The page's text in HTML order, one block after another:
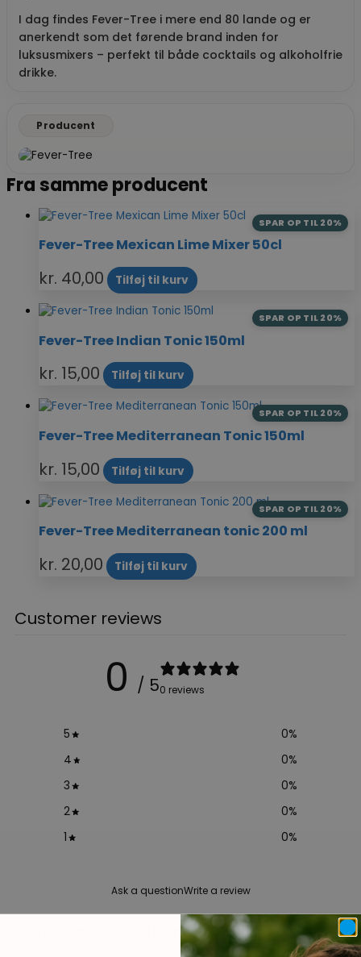
I dag findes Fever-Tree i mere end 80 lande og er
anerkendt som det førende brand inden for
luksusmixers – perfekt til både cocktails og alkoholfrie
drikke.
Producent
Fra samme producent
SPAR OP TIL 20%
Fever-Tree Mexican Lime Mixer 50cl
kr. 40,00 Tilføj til kurv
SPAR OP TIL 20%
Fever-Tree Indian Tonic 150ml
kr. 15,00 Tilføj til kurv
SPAR OP TIL 20%
Fever-Tree Mediterranean Tonic 150ml
kr. 15,00 Tilføj til kurv
SPAR OP TIL 20%
Fever-Tree Mediterranean tonic 200 ml
kr. 20,00 Tilføj til kurv
Customer reviews
0 / 50 reviews
5 0%
4
0%
3
0%
2
0%
1
0%
Ask a questionWrite a review
Questions 0